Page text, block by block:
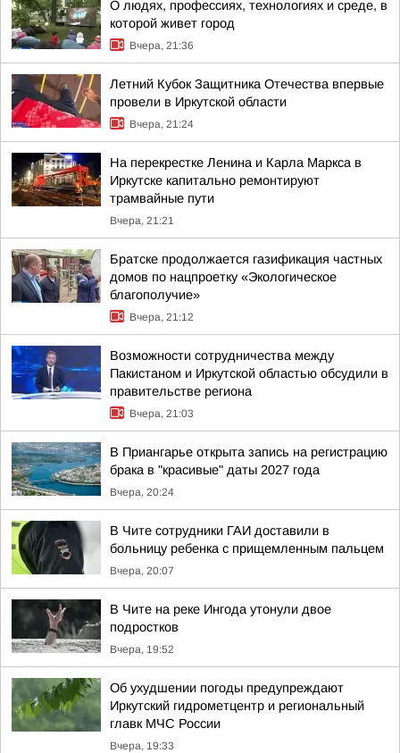
О людях, профессиях, технологиях и среде, в
которой живет город
Вчера, 21:36
Летний Кубок Защитника Отечества впервые
провели в Иркутской области
Вчера, 21:24
На перекрестке Ленина и Карла Маркса в
Иркутске капитально ремонтируют
трамвайные пути
Вчера, 21:21
Братске продолжается газификация частных
домов по нацпроетку «Экологическое
благополучие»
Вчера, 21:12
Возможности сотрудничества между
Пакистаном и Иркутской областью обсудили в
правительстве региона
Вчера, 21:03
В Приангарье открыта запись на регистрацию
брака в "красивые" даты 2027 года
Вчера, 20:24
В Чите сотрудники ГАИ доставили в
больницу ребенка с прищемленным пальцем
Вчера, 20:07
В Чите на реке Ингода утонули двое
подростков
Вчера, 19:52
Об ухудшении погоды предупреждают
Иркутский гидрометцентр и региональный
главк МЧС России
Вчера, 19:33